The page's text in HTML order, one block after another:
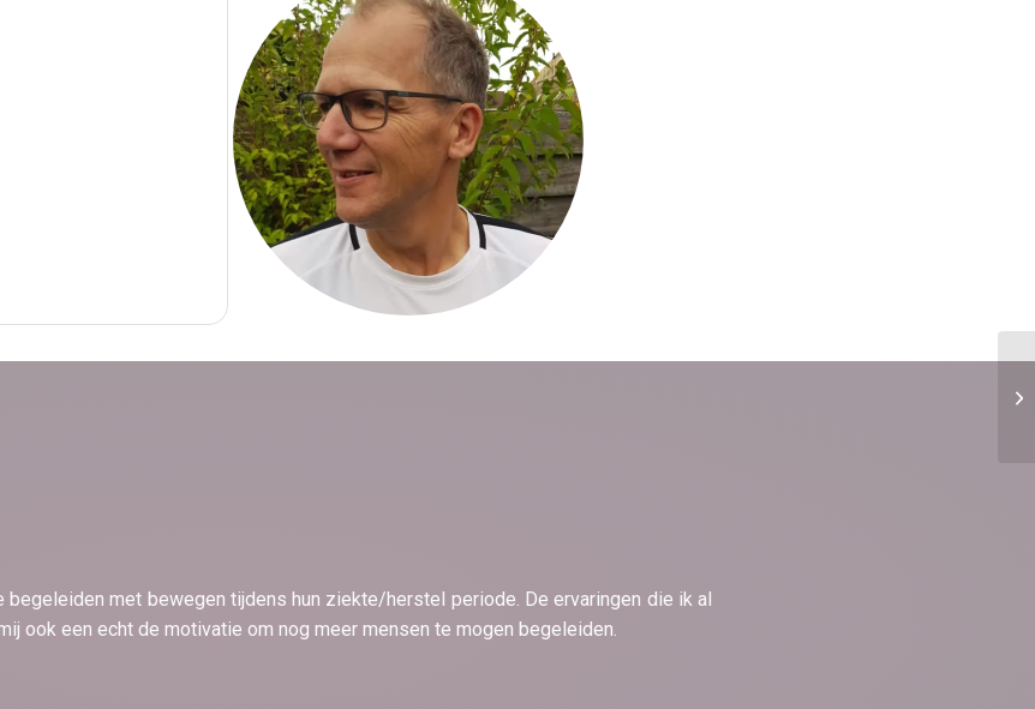
begeleiden met bewegen tijdens hun ziekte/herstel periode. De ervaringen die ik al
ook een echt de motivatie om nog meer mensen te mogen begeleiden.